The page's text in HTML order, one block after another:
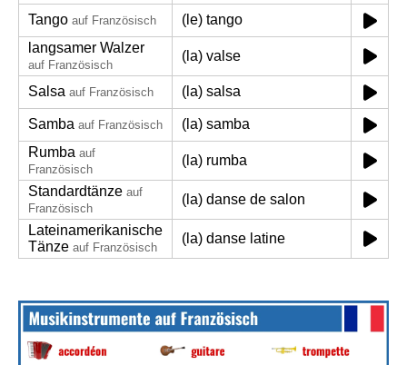
Tango auf Französisch
(le) tango
langsamer Walzer
auf Französisch
(la) valse
Salsa auf Französisch (la) salsa
Samba auf Französisch
(la) samba
Rumba auf
Französisch
(la) rumba
Standardtänze auf
Französisch
(la) danse de salon
Lateinamerikanische
Tänze auf Französisch
(la) danse latine